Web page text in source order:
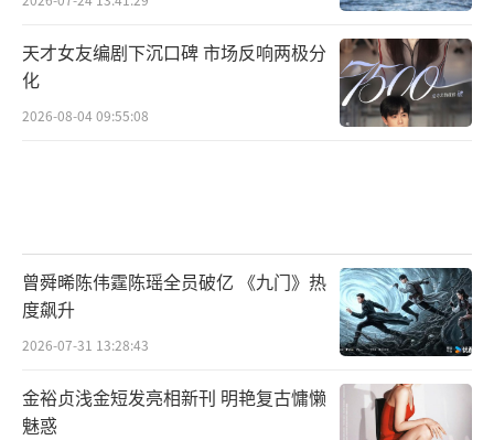
天才女友编剧下沉口碑 市场反响两极分
化
2026-08-04 09:55:08
曾舜晞陈伟霆陈瑶全员破亿 《九门》热
度飙升
2026-07-31 13:28:43
金裕贞浅金短发亮相新刊 明艳复古慵懒
魅惑